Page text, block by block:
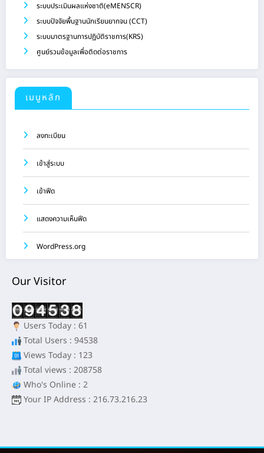
ระบบประเมินผลแห่งชาติ(eMENSCR)
ระบบปัจจัยพื้นฐานนักเรียนยากจน (CCT)
ระบบมาตรฐานการปฏิบัติราชการ(KRS)
ศูนย์รวมข้อมูลเพื่อติดต่อราชการ
เมนูหลัก
ลงทะเบียน
เข้าสู่ระบบ
เข้าฟีด
แสดงความเห็นฟีด
WordPress.org
Our Visitor
Users Today : 61
Total Users : 94538
Views Today : 123
Total views : 208758
Who's Online : 2
Your IP Address : 216.73.216.23